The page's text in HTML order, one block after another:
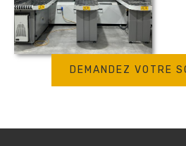
DEMANDEZ VOTRE